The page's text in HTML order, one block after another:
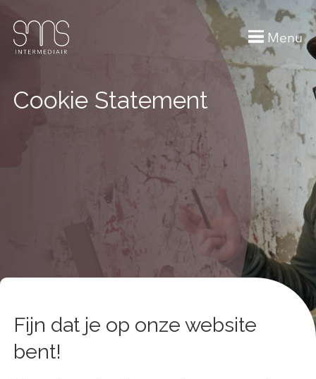
Menu
Cookie Statement
Fijn dat je op onze website
bent!